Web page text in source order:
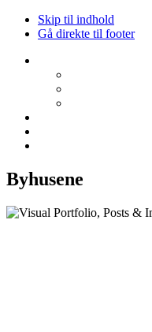
Skip til indhold
Gå direkte til footer
Byhusene